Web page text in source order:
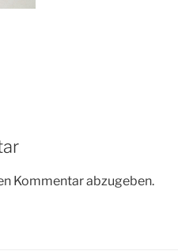
Kommentar abzugeben.